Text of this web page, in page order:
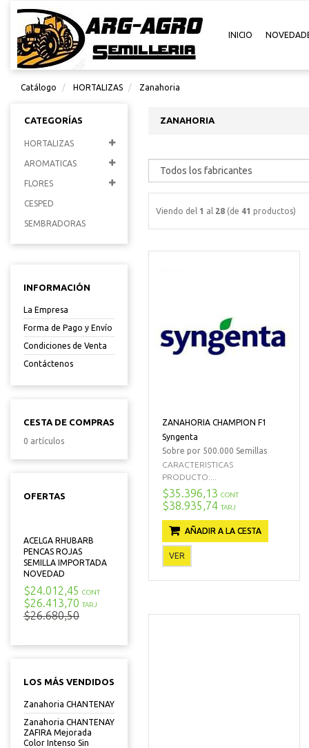
INICIO
Catálogo HORTALIZAS Zanahoria
CATEGORÍAS
HORTALIZAS
AROMATICAS
FLORES
CESPED
SEMBRADORAS
INFORMACIÓN
La Empresa
Forma de Pago y Envío
Condiciones de Venta
Contáctenos
CESTA DE COMPRAS
0 artículos
OFERTAS
ACELGA RHUBARB
PENCAS ROJAS
SEMILLA IMPORTADA
NOVEDAD
$24.012,45 CONT
$26.413,70 TARJ
$26.680,50
LOS MÁS VENDIDOS
Zanahoria CHANTENAY
Zanahoria CHANTENAY
ZAFIRA Mejorada
Color Intenso Sin
ZANAHORIA
Viendo del 1 al 28 (de 41 productos)
ZANAHORIA CHAMPION F1
Syngenta
Sobre por 500.000 Semillas
CARACTERISTICAS
PRODUCTO:...
$35.396,13 CONT
$38.935,74 TARJ
AÑADIR A LA CESTA
VER